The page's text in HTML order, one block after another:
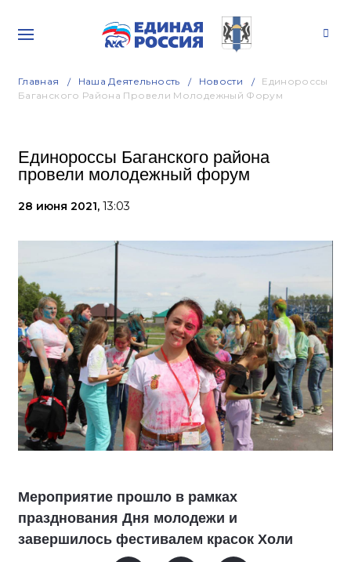
Главная Наша Деятельность Новости
Единороссы
Баганского Района Провели Молодежный Форум
Единороссы Баганского района
провели молодежный форум
28 июня 2021, 13:03
Мероприятие прошло в рамках
празднования Дня молодежи и
завершилось фестивалем красок Холи